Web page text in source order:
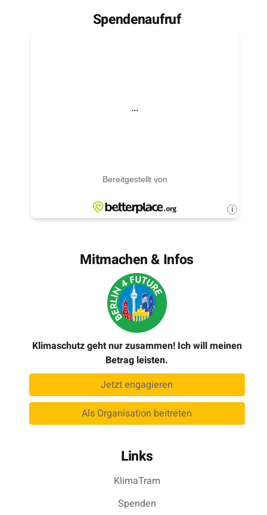
Spendenaufruf
Mitmachen & Infos
Klimaschutz geht nur zusammen! Ich will meinen
Betrag leisten.
Jetzt engagieren
Als Organisation beitreten
Links
KlimaTram
Spenden